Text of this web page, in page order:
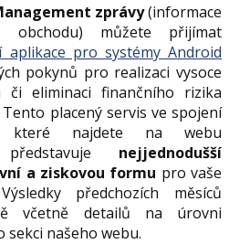
zprávy(informace
můžete přijímat
aplikace pro systémy Android
pokynů pro realizaci vysoce
či eliminaci finančního rizika
placený servis ve spojení
které najdete na webu
představuje nejjednodušší
a ziskovou formu pro vaše
předchozích měsíců
včetně detailů na úrovni
sekci našeho webu.